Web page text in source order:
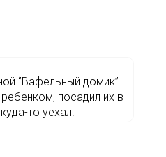
‘’Вафельный домик’’
посадил их в
то уехал!